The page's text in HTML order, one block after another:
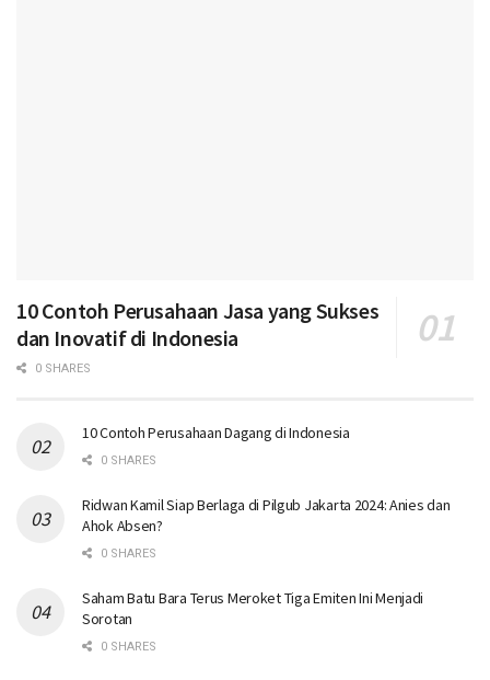
10 Contoh Perusahaan Jasa yang Sukses
dan Inovatif di Indonesia
0 SHARES
10 Contoh Perusahaan Dagang di Indonesia
0 SHARES
Ridwan Kamil Siap Berlaga di Pilgub Jakarta 2024: Anies dan
Ahok Absen?
0 SHARES
Saham Batu Bara Terus Meroket Tiga Emiten Ini Menjadi
Sorotan
0 SHARES